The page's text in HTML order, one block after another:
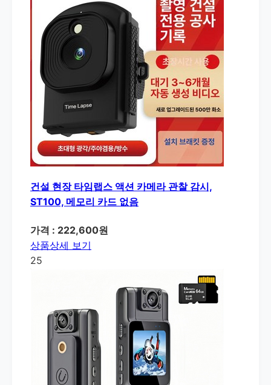
건설 현장 타임랩스 액션 카메라 관찰 감시,
ST100, 메모리 카드 없음
가격 : 222,600원
상품상세 보기
25